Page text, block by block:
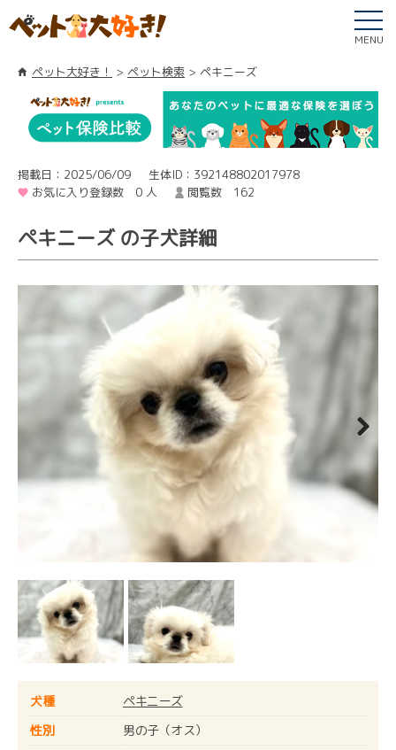
MENU
ペット大好き！ ペット検索 ペキニーズ
掲載日：2025/06/09
生体ID：392148802017978
お気に入り登録数 0 人
閲覧数 162
ペキニーズ の子犬詳細
犬種
ペキニーズ
性別
男の子（オス）